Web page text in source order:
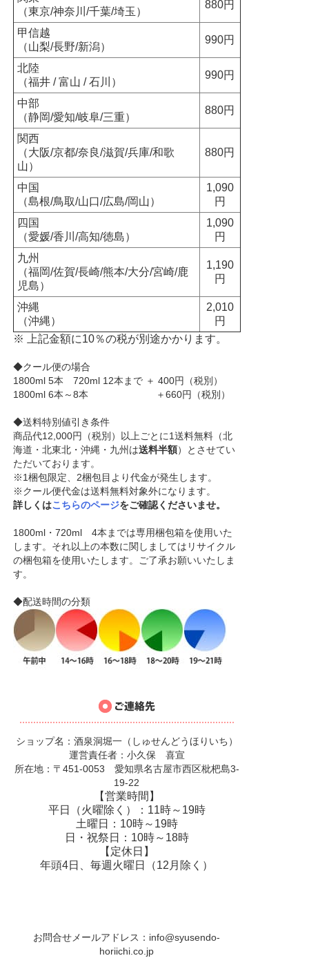
（東京/神奈川/千葉/埼玉）
880円
甲信越
（山梨/長野/新潟）
990円
北陸
（福井 / 富山 / 石川）
990円
中部
（静岡/愛知/岐阜/三重）
880円
関西
（大阪/京都/奈良/滋賀/兵庫/和歌
山）
880円
中国
（島根/鳥取/山口/広島/岡山）
1,090
円
四国
（愛媛/香川/高知/徳島）
1,090
円
九州
（福岡/佐賀/長崎/熊本/大分/宮崎/鹿
児島）
1,190
円
沖縄
（沖縄）
2,010
円
※ 上記金額に10％の税が別途かかります。
◆クール便の場合
1800ml 5本 720ml 12本まで ＋ 400円（税別）
1800ml 6本～8本 ＋660円（税別）
◆送料特別値引き条件
商品代12,000円（税別）以上ごとに1送料無料（北
海道・北東北・沖縄・九州は送料半額）とさせてい
ただいております。
※1梱包限定、2梱包目より代金が発生します。
※クール便代金は送料無料対象外になります。
詳しくはこちらのページをご確認くださいませ。
1800ml・720ml 4本までは専用梱包箱を使用いた
します。それ以上の本数に関しましてはリサイクル
の梱包箱を使用いたします。ご了承お願いいたしま
す。
◆配送時間の分類
ショップ名：酒泉洞堀一（しゅせんどうほりいち）
運営責任者：小久保 喜宣
所在地：〒451-0053 愛知県名古屋市西区枇杷島3-
19-22
【営業時間】
平日（火曜除く）：11時～19時
土曜日：10時～19時
日・祝祭日：10時～18時
【定休日】
年頭4日、毎週火曜日（12月除く）
お問合せメールアドレス： info@syusendo-
horiichi.co.jp